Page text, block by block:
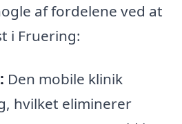
af fordelene ved at
i Fruering:
Den mobile klinik
hvilket eliminerer